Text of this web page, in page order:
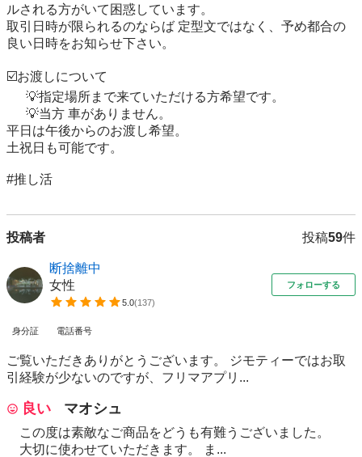
ルされる方がいて困惑しています。
取引日時が限られるのならば 定型文ではなく、予め都合の
良い日時をお知らせ下さい。
☑️お渡しについて
平日は午後からのお渡し希望。
土祝日も可能です。
#推し活
投稿者 投稿59件
断捨離中
女性
5.0(137)
フォローする
身分証 電話番号
ご覧いただきありがとうございます。 ジモティーではお取
引経験が少ないのですが、フリマアプリ...
良い マオシュ
この度は素敵なご商品をどうも有難うございました。
大切に使わせていただきます。 ま...